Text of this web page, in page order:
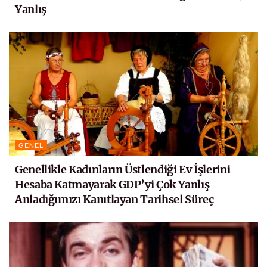
Yanlış
GENEL
Genellikle Kadınların Üstlendiği Ev İşlerini
Hesaba Katmayarak GDP’yi Çok Yanlış
Anladığımızı Kanıtlayan Tarihsel Süreç